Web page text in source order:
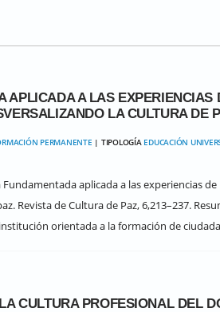
APLICADA A LAS EXPERIENCIAS
LA CULTURA DE
PERMANENTE | TIPOLOGÍA EDUCACIÓN
Fundamentada aplicada a las experiencias
Revista de Cultura de Paz, 6,213–237.
orientada a la formación de
CULTURA PROFESIONAL DEL